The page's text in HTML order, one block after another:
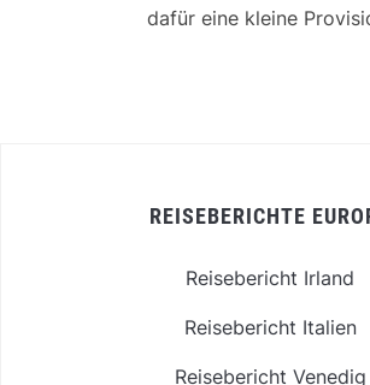
dafür eine kleine
REISEBERICHTE
Reisebericht Irland
Reisebericht Italien
Reisebericht Venedig